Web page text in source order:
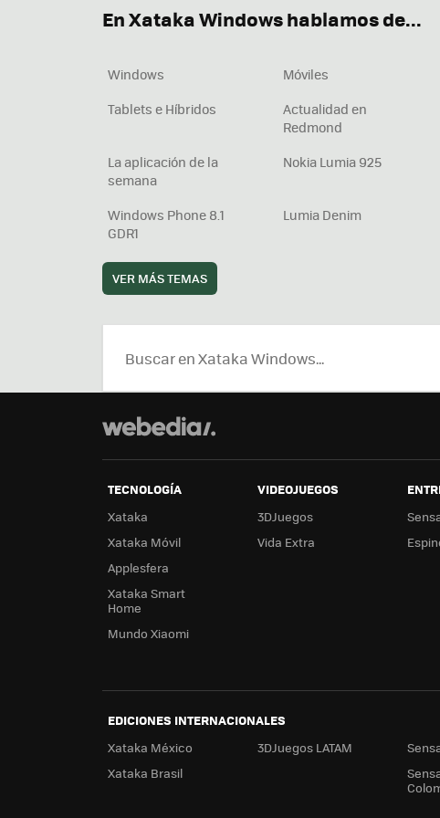
En Xataka Windows hablamos de...
Windows Móviles
Tablets e Híbridos
Actualidad en
Redmond
La aplicación de la
semana
Nokia Lumia 925
Windows Phone 8.1
GDR1
Lumia Denim
VER MÁS TEMAS
TECNOLOGÍA
Xataka
Xataka Móvil
Applesfera
Xataka Smart
Home
Mundo Xiaomi
VIDEOJUEGOS
3DJuegos
Vida Extra
EDICIONES INTERNACIONALES
Xataka México
Xataka Brasil
3DJuegos LATAM